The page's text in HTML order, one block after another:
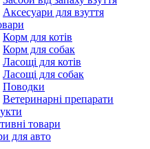
Аксесуари для взуття
Корм для котів
Корм для собак
Ласощі для котів
Ласощі для собак
Поводки
Ветеринарні препарати
товари
для авто